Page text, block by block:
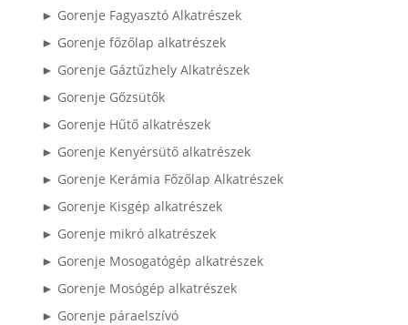
► Gorenje Fagyasztó Alkatrészek
► Gorenje főzőlap alkatrészek
► Gorenje Gáztűzhely Alkatrészek
► Gorenje Gőzsütők
► Gorenje Hűtő alkatrészek
► Gorenje Kenyérsütő alkatrészek
► Gorenje Kerámia Főzőlap Alkatrészek
► Gorenje Kisgép alkatrészek
► Gorenje mikró alkatrészek
► Gorenje Mosogatógép alkatrészek
► Gorenje Mosógép alkatrészek
► Gorenje páraelszívó